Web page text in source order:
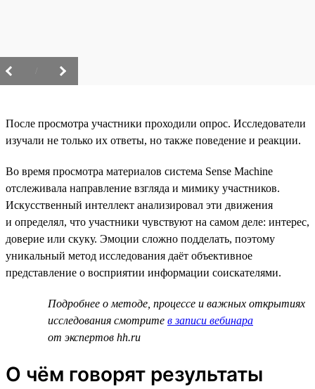
После просмотра участники проходили опрос. Исследователи
изучали не только их ответы, но также поведение и реакции.
Во время просмотра материалов система Sense Machine
отслеживала направление взгляда и мимику участников.
Искусственный интеллект анализировал эти движения
и определял, что участники чувствуют на самом деле: интерес,
доверие или скуку. Эмоции сложно подделать, поэтому
уникальный метод исследования даёт объективное
представление о восприятии информации соискателями.
Подробнее о методе, процессе и важных открытиях
исследования смотрите в записи вебинара
от экспертов hh.ru
О чём говорят результаты